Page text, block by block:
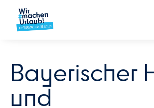
Bayerischer
und